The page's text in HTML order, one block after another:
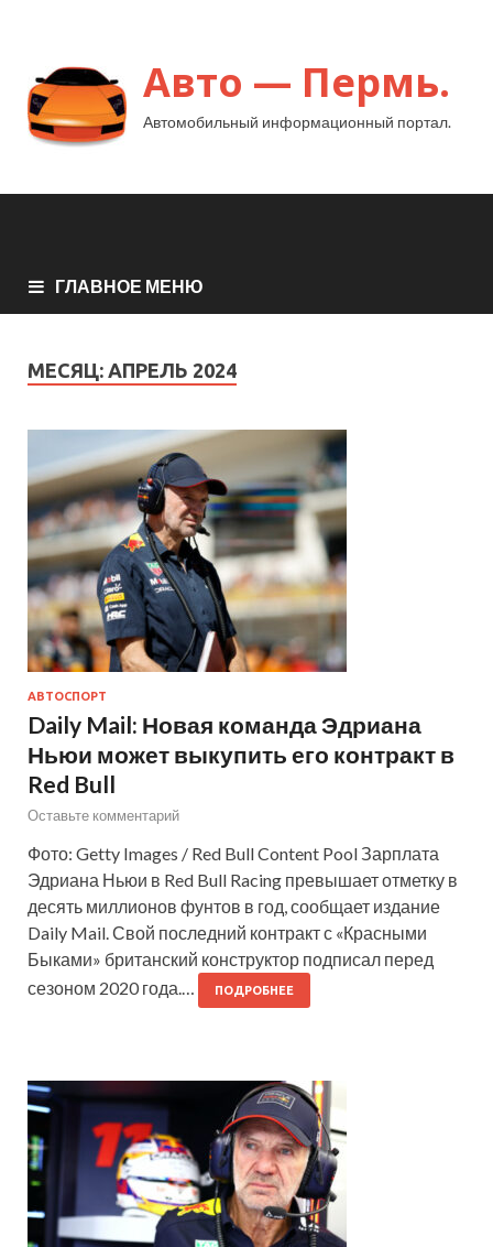
Авто — Пермь.
Автомобильный информационный портал.
ГЛАВНОЕ МЕНЮ
МЕСЯЦ: АПРЕЛЬ 2024
АВТОСПОРТ
Daily Mail: Новая команда Эдриана
Ньюи может выкупить его контракт в
Red Bull
Оставьте комментарий
Фото: Getty Images / Red Bull Content Pool Зарплата
Эдриана Ньюи в Red Bull Racing превышает отметку в
десять миллионов фунтов в год, сообщает издание
Daily Mail. Свой последний контракт с «Красными
Быками» британский конструктор подписал перед
сезоном 2020 года.…
ПОДРОБНЕЕ